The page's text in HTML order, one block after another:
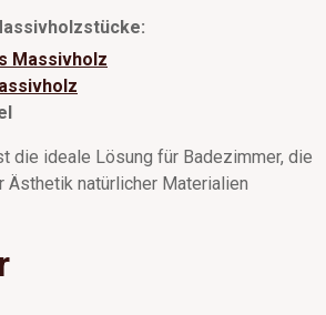
Massivholz
die ideale Lösung für Badezimmer, die
Ästhetik natürlicher Materialien